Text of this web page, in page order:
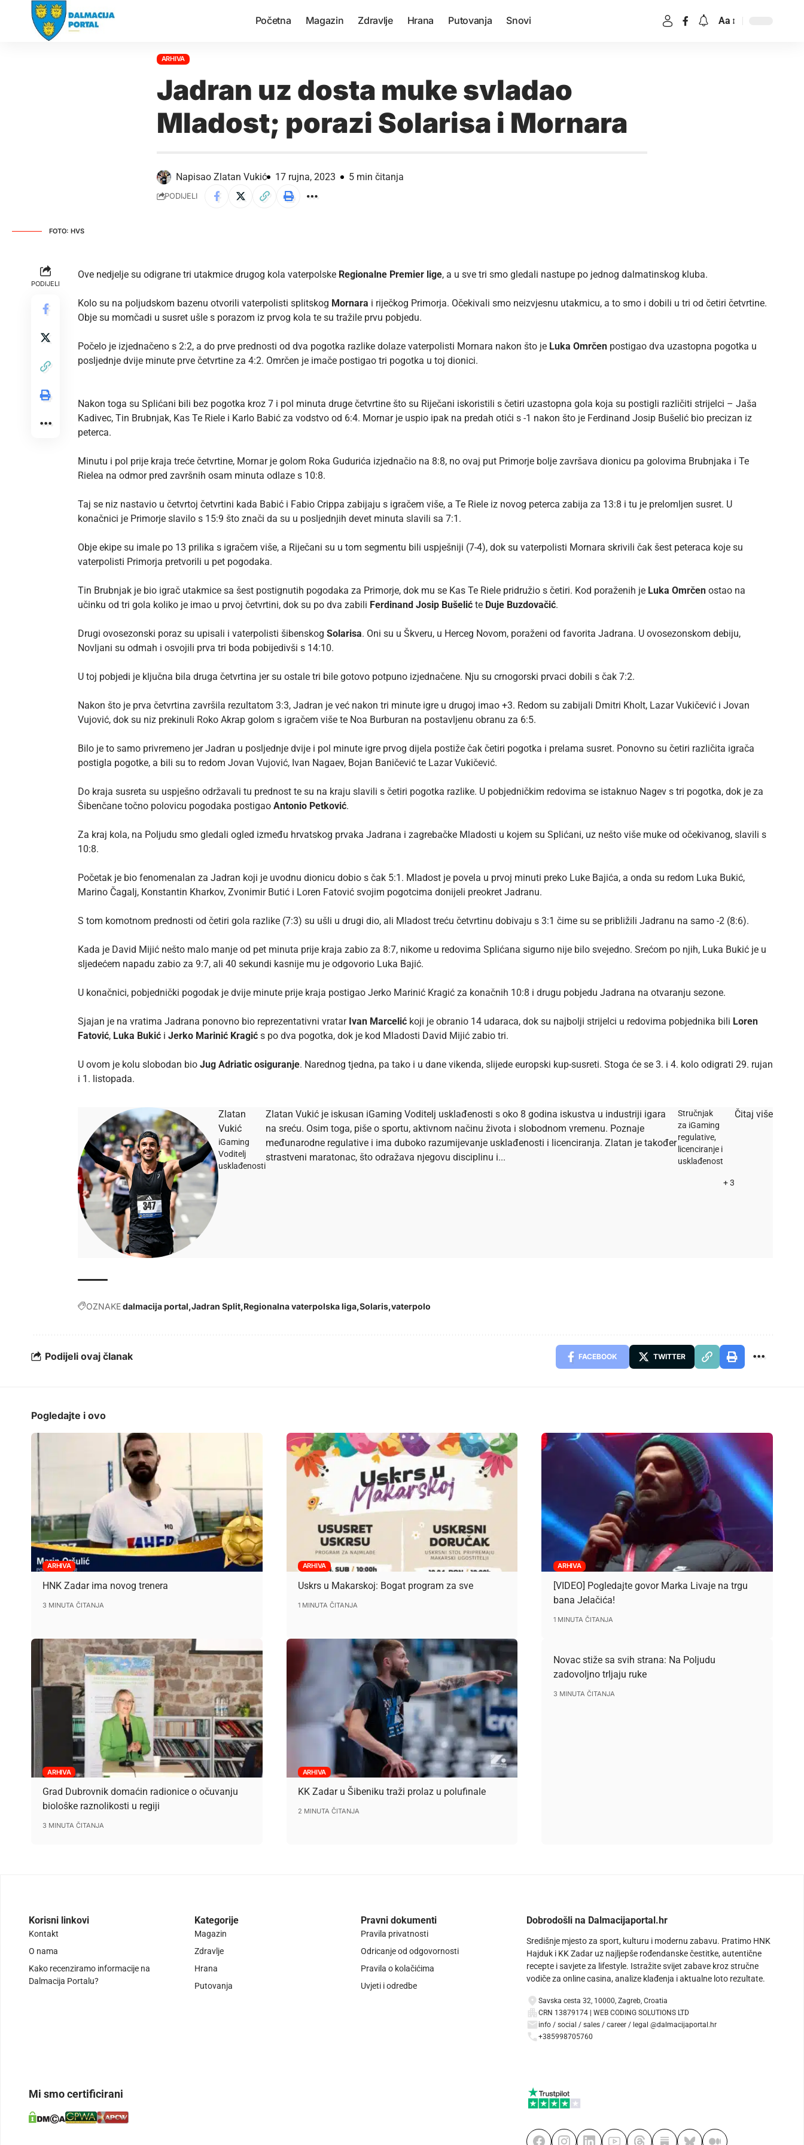
Početna Magazin Zdravlje Hrana Putovanja Snovi Aa
ARHIVA
Jadran uz dosta muke svladao
Mladost; porazi Solarisa i Mornara
Napisao Zlatan Vukić 17 rujna, 2023 5 min čitanja
PODIJELI
FOTO: HVS
PODIJELI
Ove nedjelje su odigrane tri utakmice drugog kola vaterpolske Regionalne Premier lige, a u sve tri smo gledali nastupe po jednog dalmatinskog kluba.
Kolo su na poljudskom bazenu otvorili vaterpolisti splitskog Mornara i riječkog Primorja. Očekivali smo neizvjesnu utakmicu, a to smo i dobili u tri od četiri četvrtine.
Obje su momčadi u susret ušle s porazom iz prvog kola te su tražile prvu pobjedu.
Počelo je izjednačeno s 2:2, a do prve prednosti od dva pogotka razlike dolaze vaterpolisti Mornara nakon što je Luka Omrčen postigao dva uzastopna pogotka u
posljednje dvije minute prve četvrtine za 4:2. Omrčen je imače postigao tri pogotka u toj dionici.
Nakon toga su Splićani bili bez pogotka kroz 7 i pol minuta druge četvrtine što su Riječani iskoristili s četiri uzastopna gola koja su postigli različiti strijelci – Jaša
Kadivec, Tin Brubnjak, Kas Te Riele i Karlo Babić za vodstvo od 6:4. Mornar je uspio ipak na predah otići s -1 nakon što je Ferdinand Josip Bušelić bio precizan iz
peterca.
Minutu i pol prije kraja treće četvrtine, Mornar je golom Roka Gudurića izjednačio na 8:8, no ovaj put Primorje bolje završava dionicu pa golovima Brubnjaka i Te
Rielea na odmor pred završnih osam minuta odlaze s 10:8.
Taj se niz nastavio u četvrtoj četvrtini kada Babić i Fabio Crippa zabijaju s igračem više, a Te Riele iz novog peterca zabija za 13:8 i tu je prelomljen susret. U
konačnici je Primorje slavilo s 15:9 što znači da su u posljednjih devet minuta slavili sa 7:1.
Obje ekipe su imale po 13 prilika s igračem više, a Riječani su u tom segmentu bili uspješniji (7-4), dok su vaterpolisti Mornara skrivili čak šest peteraca koje su
vaterpolisti Primorja pretvorili u pet pogodaka.
Tin Brubnjak je bio igrač utakmice sa šest postignutih pogodaka za Primorje, dok mu se Kas Te Riele pridružio s četiri. Kod poraženih je Luka Omrčen ostao na
učinku od tri gola koliko je imao u prvoj četvrtini, dok su po dva zabili Ferdinand Josip Bušelić te Duje Buzdovačić.
Drugi ovosezonski poraz su upisali i vaterpolisti šibenskog Solarisa. Oni su u Škveru, u Herceg Novom, poraženi od favorita Jadrana. U ovosezonskom debiju,
Novljani su odmah i osvojili prva tri boda pobijedivši s 14:10.
U toj pobjedi je ključna bila druga četvrtina jer su ostale tri bile gotovo potpuno izjednačene. Nju su crnogorski prvaci dobili s čak 7:2.
Nakon što je prva četvrtina završila rezultatom 3:3, Jadran je već nakon tri minute igre u drugoj imao +3. Redom su zabijali Dmitri Kholt, Lazar Vukičević i Jovan
Vujović, dok su niz prekinuli Roko Akrap golom s igračem više te Noa Burburan na postavljenu obranu za 6:5.
Bilo je to samo privremeno jer Jadran u posljednje dvije i pol minute igre prvog dijela postiže čak četiri pogotka i prelama susret. Ponovno su četiri različita igrača
postigla pogotke, a bili su to redom Jovan Vujović, Ivan Nagaev, Bojan Baničević te Lazar Vukičević.
Do kraja susreta su uspješno održavali tu prednost te su na kraju slavili s četiri pogotka razlike. U pobjedničkim redovima se istaknuo Nagev s tri pogotka, dok je za
Šibenčane točno polovicu pogodaka postigao Antonio Petković.
Za kraj kola, na Poljudu smo gledali ogled između hrvatskog prvaka Jadrana i zagrebačke Mladosti u kojem su Splićani, uz nešto više muke od očekivanog, slavili s
10:8.
Početak je bio fenomenalan za Jadran koji je uvodnu dionicu dobio s čak 5:1. Mladost je povela u prvoj minuti preko Luke Bajića, a onda su redom Luka Bukić,
Marino Čagalj, Konstantin Kharkov, Zvonimir Butić i Loren Fatović svojim pogotcima donijeli preokret Jadranu.
S tom komotnom prednosti od četiri gola razlike (7:3) su ušli u drugi dio, ali Mladost treću četvrtinu dobivaju s 3:1 čime su se približili Jadranu na samo -2 (8:6).
Kada je David Mijić nešto malo manje od pet minuta prije kraja zabio za 8:7, nikome u redovima Splićana sigurno nije bilo svejedno. Srećom po njih, Luka Bukić je u
sljedećem napadu zabio za 9:7, ali 40 sekundi kasnije mu je odgovorio Luka Bajić.
U konačnici, pobjednički pogodak je dvije minute prije kraja postigao Jerko Marinić Kragić za konačnih 10:8 i drugu pobjedu Jadrana na otvaranju sezone.
Sjajan je na vratima Jadrana ponovno bio reprezentativni vratar Ivan Marcelić koji je obranio 14 udaraca, dok su najbolji strijelci u redovima pobjednika bili Loren
Fatović, Luka Bukić i Jerko Marinić Kragić s po dva pogotka, dok je kod Mladosti David Mijić zabio tri.
U ovom je kolu slobodan bio Jug Adriatic osiguranje. Narednog tjedna, pa tako i u dane vikenda, slijede europski kup-susreti. Stoga će se 3. i 4. kolo odigrati 29. rujan
i 1. listopada.
Zlatan
Vukić
iGaming
Voditelj
usklađenosti
Zlatan Vukić je iskusan iGaming Voditelj usklađenosti s oko 8 godina iskustva u industriji igara
na sreću. Osim toga, piše o sportu, aktivnom načinu života i slobodnom vremenu. Poznaje
međunarodne regulative i ima duboko razumijevanje usklađenosti i licenciranja. Zlatan je također
strastveni maratonac, što odražava njegovu disciplinu i...
Stručnjak
za iGaming
regulative,
licenciranje i
usklađenost
+ 3
Čitaj više
OZNAKEdalmacija portal Jadran Split Regionalna vaterpolska liga Solaris vaterpolo
Podijeli ovaj članak FACEBOOK TWITTER
Pogledajte i ovo
ARHIVA
HNK Zadar ima novog trenera
3 MINUTA ČITANJA
ARHIVA
Uskrs u Makarskoj: Bogat program za sve
1 MINUTA ČITANJA
ARHIVA
[VIDEO] Pogledajte govor Marka Livaje na trgu
bana Jelačića!
1 MINUTA ČITANJA
ARHIVA
Grad Dubrovnik domaćin radionice o očuvanju
biološke raznolikosti u regiji
3 MINUTA ČITANJA
ARHIVA
KK Zadar u Šibeniku traži prolaz u polufinale
2 MINUTA ČITANJA
Novac stiže sa svih strana: Na Poljudu
zadovoljno trljaju ruke
3 MINUTA ČITANJA
Korisni linkovi
Kontakt
O nama
Kako recenziramo informacije na
Dalmacija Portalu?
Kategorije
Magazin
Zdravlje
Hrana
Putovanja
Pravni dokumenti
Pravila privatnosti
Odricanje od odgovornosti
Pravila o kolačićima
Uvjeti i odredbe
Dobrodošli na Dalmacijaportal.hr
Središnje mjesto za sport, kulturu i modernu zabavu. Pratimo HNK
Hajduk i KK Zadar uz najljepše rođendanske čestitke, autentične
recepte i savjete za lifestyle. Istražite svijet zabave kroz stručne
vodiče za online casina, analize klađenja i aktualne loto rezultate.
Savska cesta 32, 10000, Zagreb, Croatia
CRN 13879174 | WEB CODING SOLUTIONS LTD
info / social / sales / career / legal @dalmacijaportal.hr
+385998705760
Mi smo certificirani